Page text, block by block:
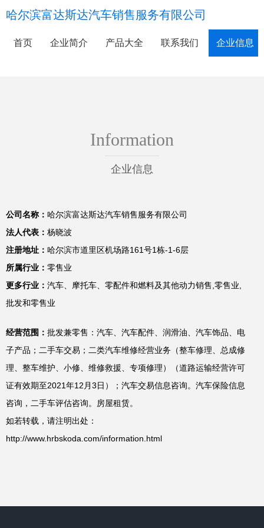
哈尔滨富达斯达汽车销售服务有限公司
首页 企业简介 产品大全 联系我们 企业信息
Information
企业信息
公司名称： 哈尔滨富达斯达汽车销售服务有限公司
法人代表： 杨晓波
注册地址： 哈尔滨市道里区机场路161号1栋-1-6层
所属行业： 零售业
更多行业： 汽车、摩托车、零配件和燃料及其他动力销售,零售业,
批发和零售业
经营范围： 批发兼零售：汽车、汽车配件、润滑油、汽车饰品、电
子产品；二手车交易；二类汽车维修经营业务（整车修理、总成修
理、整车维护、小修、维修救援、专项修理）（道路运输经营许可
证有效期至2021年12月3日）；汽车交易信息咨询。汽车保险信息
咨询，二手车评估咨询。房屋租赁。
如若转载，请注明出处：
http://www.hrbskoda.com/information.html